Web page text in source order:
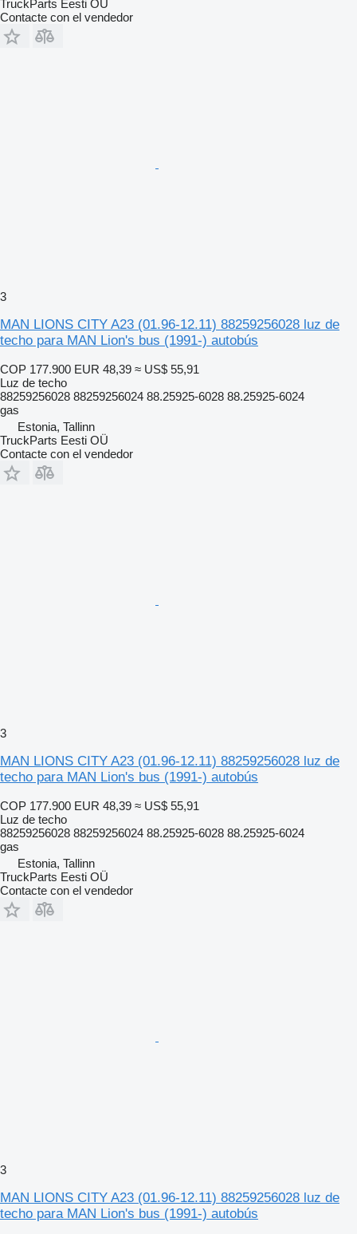
TruckParts Eesti OÜ
Contacte con el vendedor
3
MAN LIONS CITY A23 (01.96-12.11) 88259256028 luz de
techo para MAN Lion's bus (1991-) autobús
COP 177.900 EUR 48,39 ≈ US$ 55,91
Luz de techo
88259256028 88259256024 88.25925-6028 88.25925-6024
gas
Estonia, Tallinn
TruckParts Eesti OÜ
Contacte con el vendedor
3
MAN LIONS CITY A23 (01.96-12.11) 88259256028 luz de
techo para MAN Lion's bus (1991-) autobús
COP 177.900 EUR 48,39 ≈ US$ 55,91
Luz de techo
88259256028 88259256024 88.25925-6028 88.25925-6024
gas
Estonia, Tallinn
TruckParts Eesti OÜ
Contacte con el vendedor
3
MAN LIONS CITY A23 (01.96-12.11) 88259256028 luz de
techo para MAN Lion's bus (1991-) autobús